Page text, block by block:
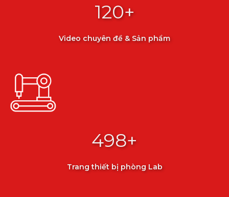
120+
Video chuyên đề & Sản phẩm
500+
Trang thiết bị phòng Lab